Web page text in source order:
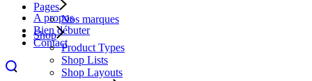
A propos
Bien débuter
Contact
Pages
Nos marques
Shop
Product Types
Shop Lists
Shop Layouts